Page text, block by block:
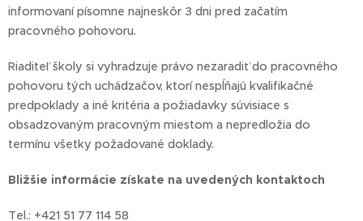
informovaní písomne najneskôr 3 dni pred začatím
pracovného pohovoru.
Riaditeľ školy si vyhradzuje právo nezaradiť do pracovného
pohovoru tých uchádzačov, ktorí nespĺňajú kvalifikačné
predpoklady a iné kritéria a požiadavky súvisiace s
obsadzovaným pracovným miestom a nepredložia do
termínu všetky požadované doklady.
Bližšie informácie získate na uvedených kontaktoch
Tel.: +421 51 77 114 58